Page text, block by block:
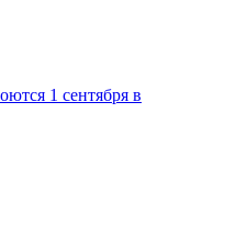
1 сентября в